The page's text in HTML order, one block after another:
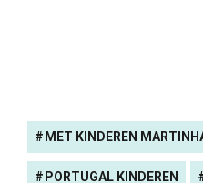
MET KINDEREN
PORTUGAL KINDEREN